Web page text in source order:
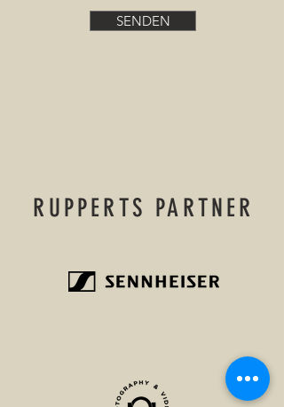
SENDEN
RUPPERTS PARTNER